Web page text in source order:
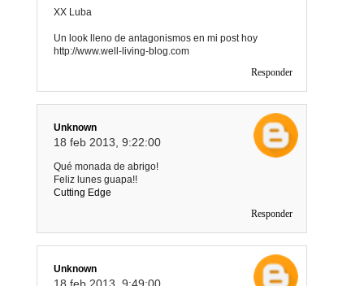
XX Luba
Un look lleno de antagonismos en mi post hoy
http://www.well-living-blog.com
Responder
Unknown
18 feb 2013, 9:22:00
Qué monada de abrigo!
Feliz lunes guapa!!
Cutting Edge
Responder
Unknown